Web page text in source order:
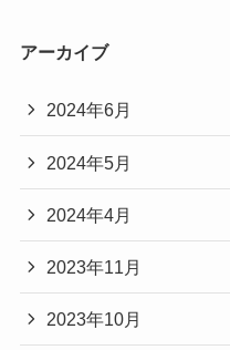
アーカイブ
2024年6月
2024年5月
2024年4月
2023年11月
2023年10月